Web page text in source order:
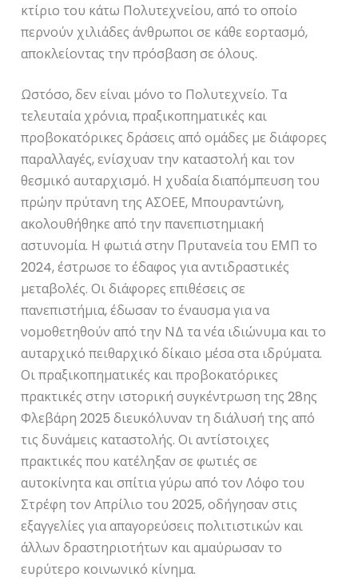
κτίριο του κάτω Πολυτεχνείου, από το οποίο
περνούν χιλιάδες άνθρωποι σε κάθε εορτασμό,
αποκλείοντας την πρόσβαση σε όλους.
Ωστόσο, δεν είναι μόνο το Πολυτεχνείο. Τα
τελευταία χρόνια, πραξικοπηματικές και
προβοκατόρικες δράσεις από ομάδες με διάφορες
παραλλαγές, ενίσχυαν την καταστολή και τον
θεσμικό αυταρχισμό. Η χυδαία διαπόμπευση του
πρώην πρύτανη της ΑΣΟΕΕ, Μπουραντώνη,
ακολουθήθηκε από την πανεπιστημιακή
αστυνομία. Η φωτιά στην Πρυτανεία του ΕΜΠ το
2024, έστρωσε το έδαφος για αντιδραστικές
μεταβολές. Οι διάφορες επιθέσεις σε
πανεπιστήμια, έδωσαν το έναυσμα για να
νομοθετηθούν από την ΝΔ τα νέα ιδιώνυμα και το
αυταρχικό πειθαρχικό δίκαιο μέσα στα ιδρύματα.
Οι πραξικοπηματικές και προβοκατόρικες
πρακτικές στην ιστορική συγκέντρωση της 28ης
Φλεβάρη 2025 διευκόλυναν τη διάλυσή της από
τις δυνάμεις καταστολής. Οι αντίστοιχες
πρακτικές που κατέληξαν σε φωτιές σε
αυτοκίνητα και σπίτια γύρω από τον Λόφο του
Στρέφη τον Απρίλιο του 2025, οδήγησαν στις
εξαγγελίες για απαγορεύσεις πολιτιστικών και
άλλων δραστηριοτήτων και αμαύρωσαν το
ευρύτερο κοινωνικό κίνημα.